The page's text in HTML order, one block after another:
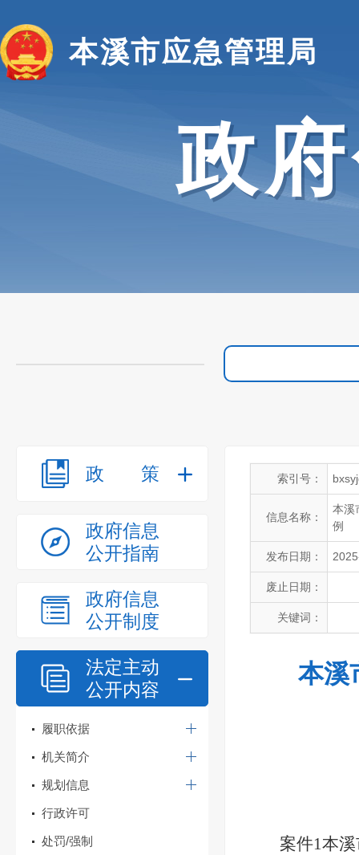
本溪市应急管理局
政
政策
政府信息
公开指南
政府信息
公开制度
法定主动
公开内容
履职依据
机关简介
规划信息
行政许可
处罚/强制
索引号：
信息名称：
本溪
例
发布日期：
废止日期：
关键词：
本溪
案件1本